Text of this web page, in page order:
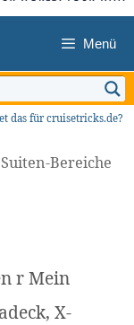
Menü
das für cruisetricks.de?
Suiten-Bereiche
r Mein
X-